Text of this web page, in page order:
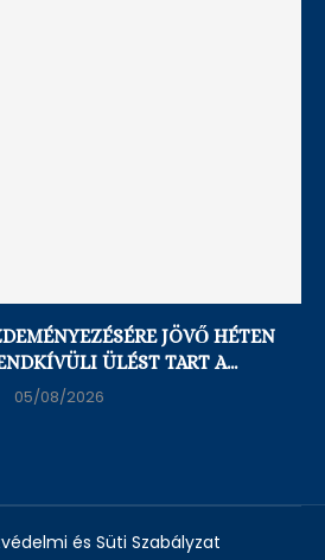
JÖVŐ HÉTEN
ÜLÉST TART A...
05/08/2026
és Süti Szabályzat